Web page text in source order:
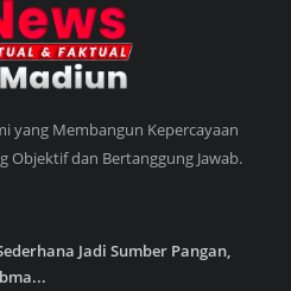
yang Membangun Kepercayaan
Objektif dan Bertanggung Jawab.
Jadi Sumber Pangan,